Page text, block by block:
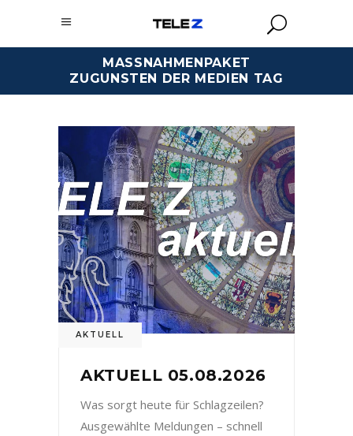
MASSNAHMENPAKET
ZUGUNSTEN DER MEDIEN TAG
AKTUELL
AKTUELL 05.08.2026
Was sorgt heute für Schlagzeilen?
Ausgewählte Meldungen – schnell